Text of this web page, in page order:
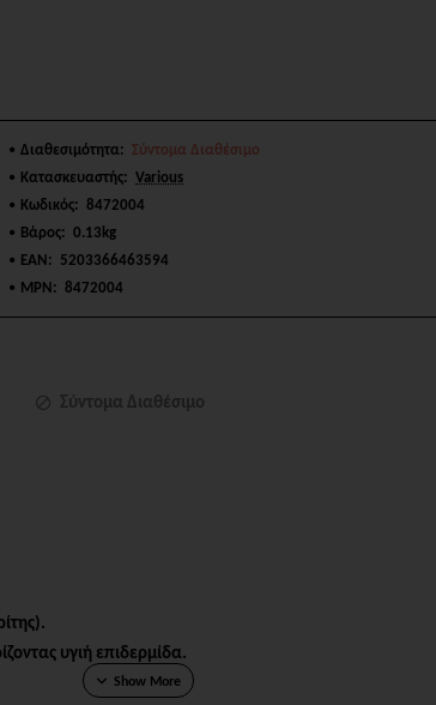
Διαθεσιμότητα: Σύντομα Διαθέσιμο
Κατασκευαστής: Various
Κωδικός: 8472004
Βάρος: 0.13kg
EAN: 5203366463594
MPN: 8472004
Σύντομα Διαθέσιμο
υγιή επιδερμίδα.